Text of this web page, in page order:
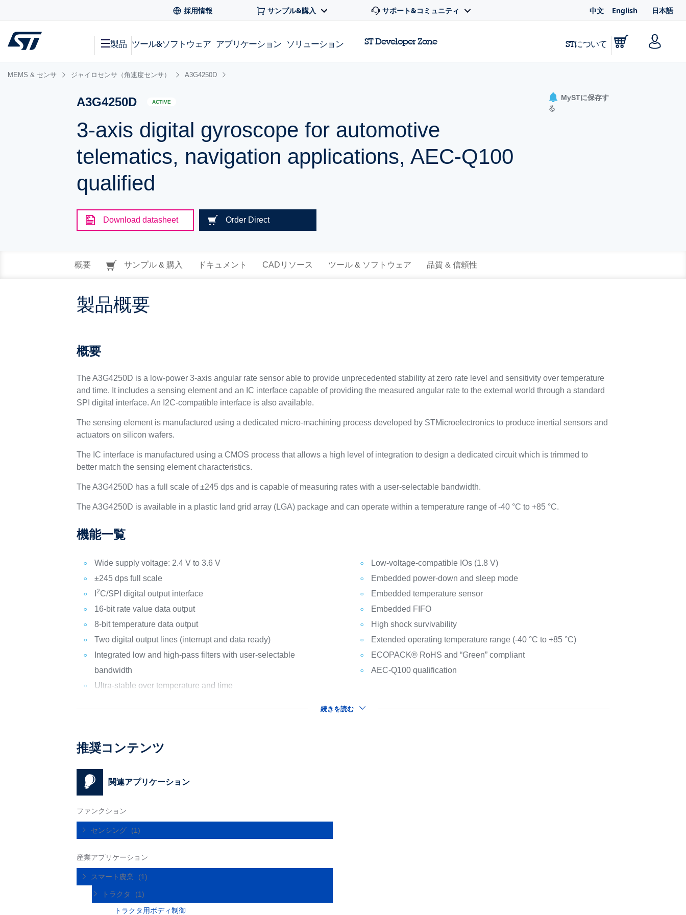
採用情報 サンプル&購入 サポート&コミュニティ 中文 English 日本語
製品 ツール&ソフトウェア アプリケーション ソリューション ST Developer Zone STについて
MEMS & センサ ジャイロセンサ（角速度センサ） A3G4250D
A3G4250D ACTIVE
3-axis digital gyroscope for automotive
telematics, navigation applications, AEC-Q100
qualified
MySTに保存す
る
Download datasheet Order Direct
概要 サンプル & 購入 ドキュメント CADリソース ツール & ソフトウェア 品質 & 信頼性
製品概要
概要
The A3G4250D is a low-power 3-axis angular rate sensor able to provide unprecedented stability at zero rate level and sensitivity over temperature
and time. It includes a sensing element and an IC interface capable of providing the measured angular rate to the external world through a standard
SPI digital interface. An I2C-compatible interface is also available.
The sensing element is manufactured using a dedicated micro-machining process developed by STMicroelectronics to produce inertial sensors and
actuators on silicon wafers.
The IC interface is manufactured using a CMOS process that allows a high level of integration to design a dedicated circuit which is trimmed to
better match the sensing element characteristics.
The A3G4250D has a full scale of ±245 dps and is capable of measuring rates with a user-selectable bandwidth.
The A3G4250D is available in a plastic land grid array (LGA) package and can operate within a temperature range of -40 °C to +85 °C.
機能一覧
Wide supply voltage: 2.4 V to 3.6 V
±245 dps full scale
I2C/SPI digital output interface
16-bit rate value data output
8-bit temperature data output
Two digital output lines (interrupt and data ready)
Integrated low and high-pass filters with user-selectable
bandwidth
Ultra-stable over temperature and time
Low-voltage-compatible IOs (1.8 V)
Embedded power-down and sleep mode
Embedded temperature sensor
Embedded FIFO
High shock survivability
Extended operating temperature range (-40 °C to +85 °C)
ECOPACK® RoHS and “Green” compliant
AEC-Q100 qualification
続きを読む
推奨コンテンツ
関連アプリケーション
ファンクション
センシング (1)
産業アプリケーション
スマート農業 (1)
トラクタ
(1)
トラクタ用ボディ制御